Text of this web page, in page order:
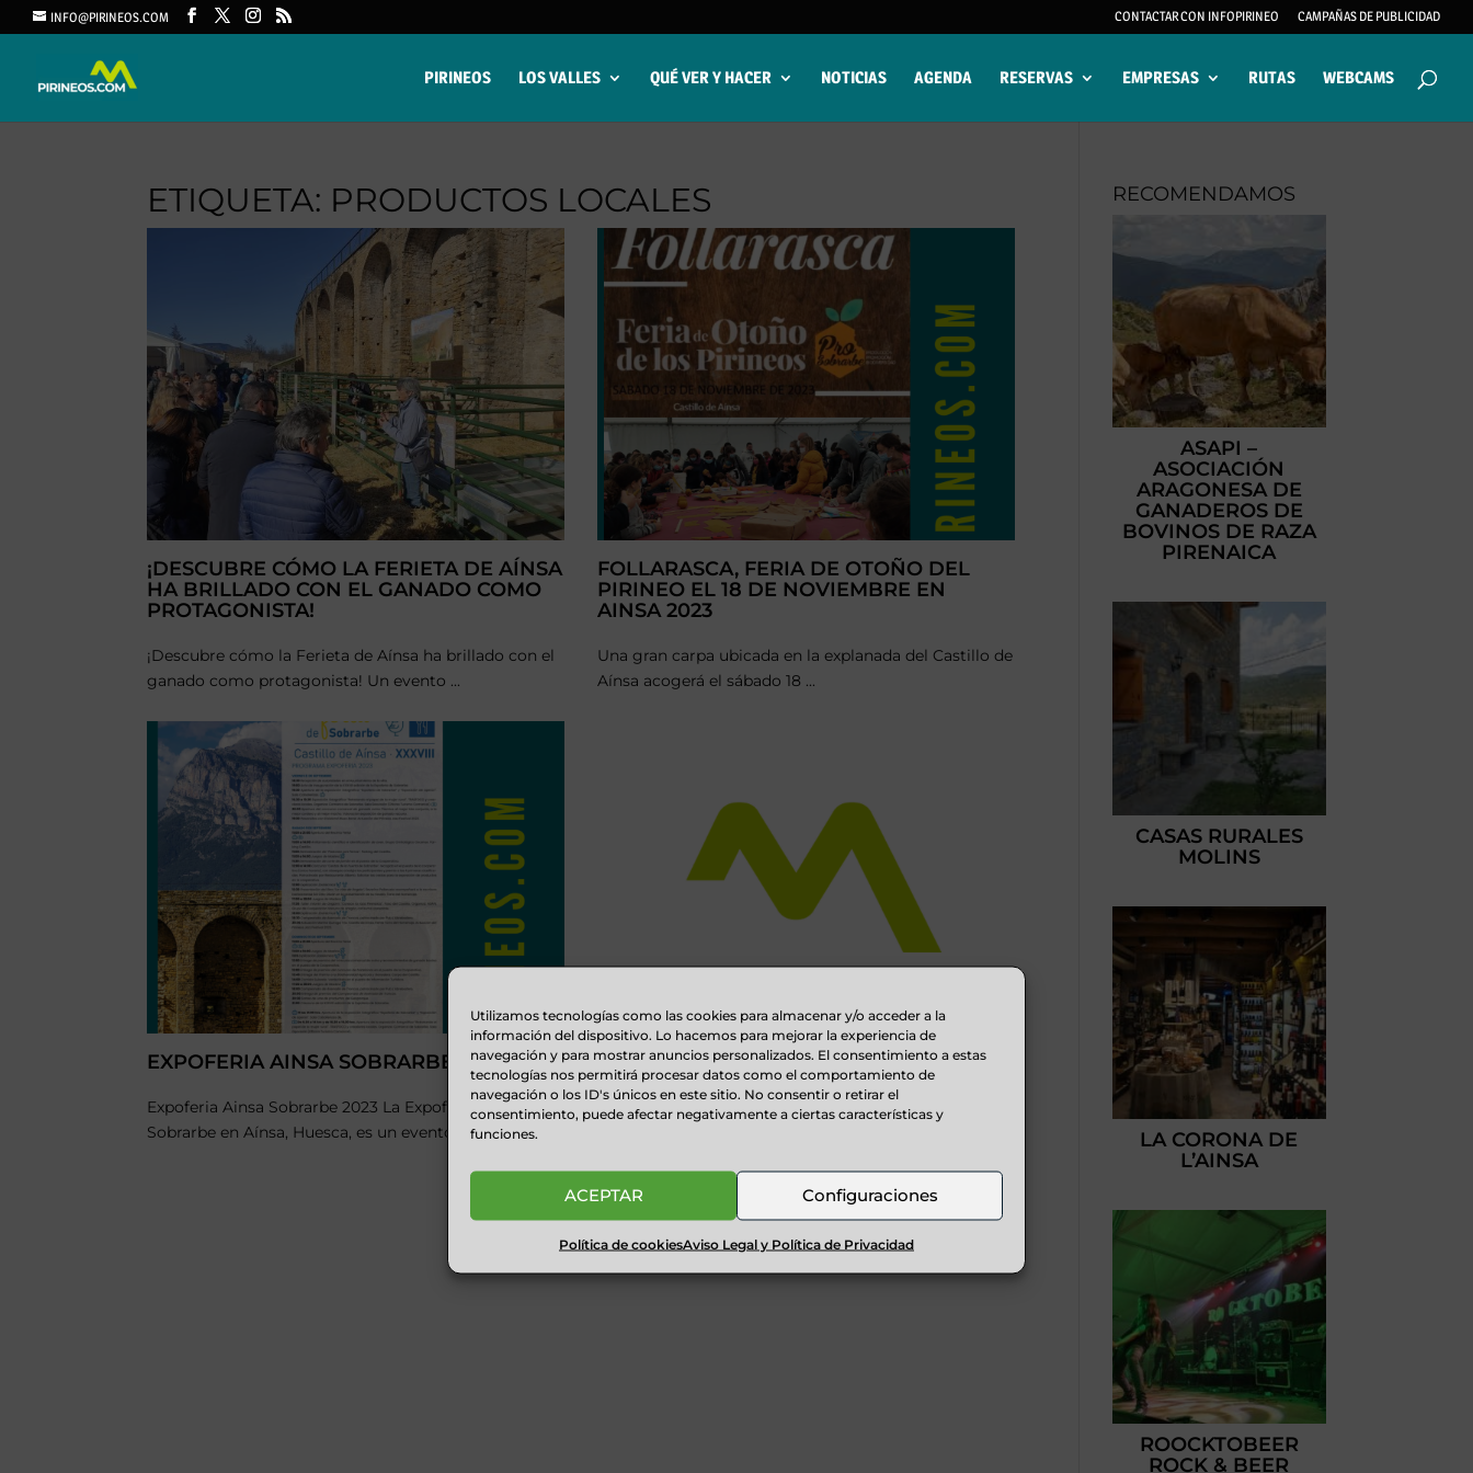
Utilizamos tecnologías como las cookies para almacenar y/o acceder a la
información del dispositivo. Lo hacemos para mejorar la experiencia de
navegación y para mostrar anuncios personalizados. El consentimiento a estas
tecnologías nos permitirá procesar datos como el comportamiento de
navegación o los ID's únicos en este sitio. No consentir o retirar el
consentimiento, puede afectar negativamente a ciertas características y
funciones.
ACEPTAR Configuraciones
Política de cookiesAviso Legal y Política de Privacidad
INFO@PIRINEOS.COM CONTACTAR CON INFOPIRINEO CAMPAÑAS DE PUBLICIDAD
PIRINEOS LOS VALLES QUÉ VER Y HACER NOTICIAS AGENDA RESERVAS EMPRESAS RUTAS WEBCAMS
ETIQUETA: PRODUCTOS LOCALES
¡DESCUBRE CÓMO LA FERIETA DE AÍNSA
HA BRILLADO CON EL GANADO COMO
PROTAGONISTA!
¡Descubre cómo la Ferieta de Aínsa ha brillado con el
ganado como protagonista! Un evento ...
FOLLARASCA, FERIA DE OTOÑO DEL
PIRINEO EL 18 DE NOVIEMBRE EN
AINSA 2023
Una gran carpa ubicada en la explanada del Castillo de
Aínsa acogerá el sábado 18 ...
EXPOFERIA AINSA SOBRARBE 2023
Expoferia Ainsa Sobrarbe 2023 La Expoferia de
Sobrarbe en Aínsa, Huesca, es un evento anual ...
RESTAURANTES EN EL PIRINEO
Restaurantes en el Pirineo [adrotate group="3"] ...
RECOMENDAMOS
ASAPI –
ASOCIACIÓN
ARAGONESA DE
GANADEROS DE
BOVINOS DE RAZA
PIRENAICA
CASAS RURALES
MOLINS
LA CORONA DE
L’AINSA
ROOCKTOBEER
ROCK & BEER